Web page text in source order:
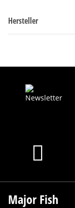
Hersteller
Major Fish